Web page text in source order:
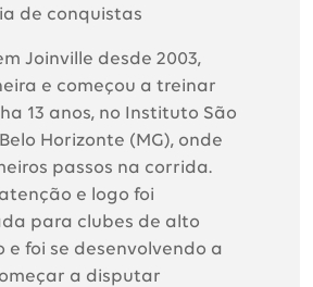
de conquistas
Joinville desde 2003,
e começou a treinar
13 anos, no Instituto São
Horizonte (MG), onde
passos na corrida.
e logo foi
para clubes de alto
e foi se desenvolvendo a
a disputar